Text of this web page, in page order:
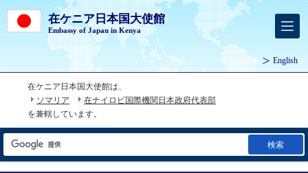
在ケニア日本国大使館
Embassy of Japan in Kenya
English
在ケニア日本国大使館は、
ソマリア
在ナイロビ国際機関日本政府代表部
を兼轄しています。
検索